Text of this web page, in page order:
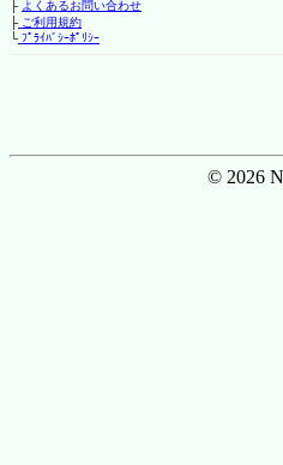
├ よくあるお問い合わせ
├ご利用規約
└ﾌﾟﾗｲﾊﾞｼｰﾎﾟﾘｼｰ
© 2026